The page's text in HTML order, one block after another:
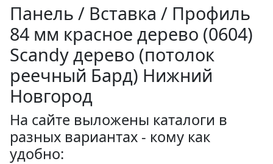
Панель / Вставка / Профиль
84 мм красное дерево (0604)
Sсandy дерево (потолок
реечный Бард) Нижний
Новгород
На сайте выложены каталоги в
разных вариантах - кому как
удобно: